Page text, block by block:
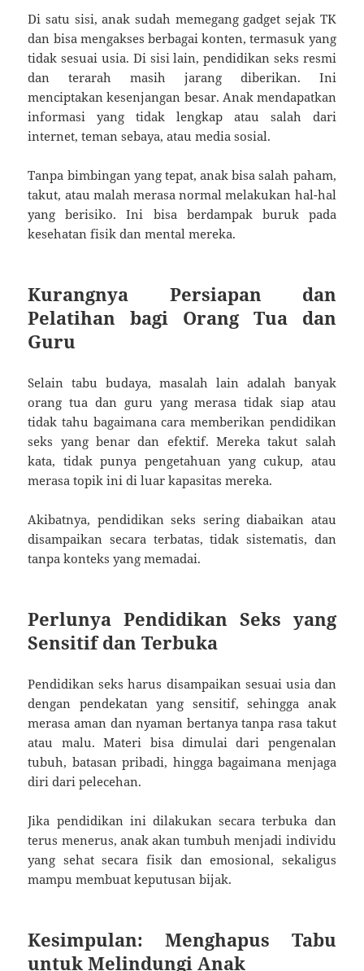
Di satu sisi, anak sudah memegang gadget sejak TK
dan bisa mengakses berbagai konten, termasuk yang
tidak sesuai usia. Di sisi lain, pendidikan seks resmi
dan terarah masih jarang diberikan. Ini
menciptakan kesenjangan besar. Anak mendapatkan
informasi yang tidak lengkap atau salah dari
internet, teman sebaya, atau media sosial.
Tanpa bimbingan yang tepat, anak bisa salah paham,
takut, atau malah merasa normal melakukan hal-hal
yang berisiko. Ini bisa berdampak buruk pada
kesehatan fisik dan mental mereka.
Kurangnya Persiapan dan
Pelatihan bagi Orang Tua dan
Guru
Selain tabu budaya, masalah lain adalah banyak
orang tua dan guru yang merasa tidak siap atau
tidak tahu bagaimana cara memberikan pendidikan
seks yang benar dan efektif. Mereka takut salah
kata, tidak punya pengetahuan yang cukup, atau
merasa topik ini di luar kapasitas mereka.
Akibatnya, pendidikan seks sering diabaikan atau
disampaikan secara terbatas, tidak sistematis, dan
tanpa konteks yang memadai.
Perlunya Pendidikan Seks yang
Sensitif dan Terbuka
Pendidikan seks harus disampaikan sesuai usia dan
dengan pendekatan yang sensitif, sehingga anak
merasa aman dan nyaman bertanya tanpa rasa takut
atau malu. Materi bisa dimulai dari pengenalan
tubuh, batasan pribadi, hingga bagaimana menjaga
diri dari pelecehan.
Jika pendidikan ini dilakukan secara terbuka dan
terus menerus, anak akan tumbuh menjadi individu
yang sehat secara fisik dan emosional, sekaligus
mampu membuat keputusan bijak.
Kesimpulan: Menghapus Tabu
untuk Melindungi Anak